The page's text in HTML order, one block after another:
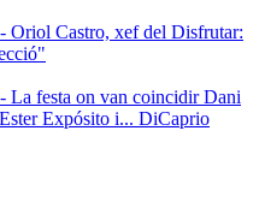
Oriol Castro, xef del Disfrutar:
La festa on van coincidir Dani
Expósito i... DiCaprio